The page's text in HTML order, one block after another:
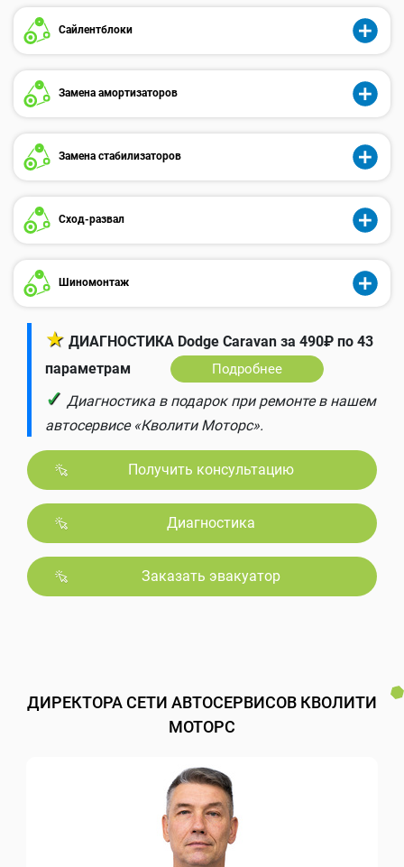
Сайлентблоки
Замена амортизаторов
Замена стабилизаторов
Сход-развал
Шиномонтаж
★ ДИАГНОСТИКА Dodge Caravan за 490₽ по 43
параметрам
Подробнее
✓ Диагностика в подарок при ремонте в нашем
автосервисе «Кволити Моторс».
Получить консультацию
Диагностика
Заказать эвакуатор
ДИРЕКТОРА СЕТИ АВТОСЕРВИСОВ КВОЛИТИ
МОТОРС